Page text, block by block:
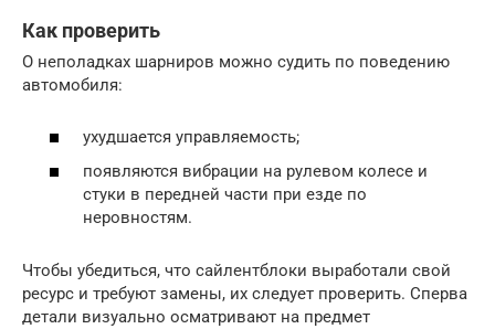
Как проверить
О неполадках шарниров можно судить по поведению
автомобиля:
ухудшается управляемость;
появляются вибрации на рулевом колесе и
стуки в передней части при езде по
неровностям.
Чтобы убедиться, что сайлентблоки выработали свой
ресурс и требуют замены, их следует проверить. Сперва
детали визуально осматривают на предмет